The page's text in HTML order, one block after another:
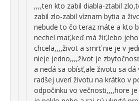
,,,,ten kto zabil diabla-ztabil
zabil zlo-zabil víznam bytia a
nebude to čo teraz máte a kto
nechel mať,keď má žiť,lebo
chcela,,,,život a smrť nie je v
nieje jedno,,,,život je
a nedá sa obísť,ale životu sa dá
radšej uverí životu na krátko v
odpočinku vo večnosti,,,,hore